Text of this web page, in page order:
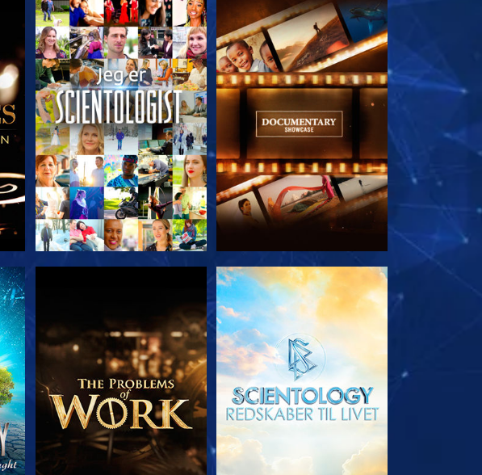
UDFORSK SERIEN UDFORSK SERIEN
UDFORSK SERIEN